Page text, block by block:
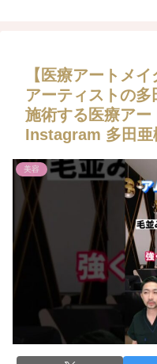
【医療アートメ
アーティストの
施術する医療ア
Instagram 多田亜
美容